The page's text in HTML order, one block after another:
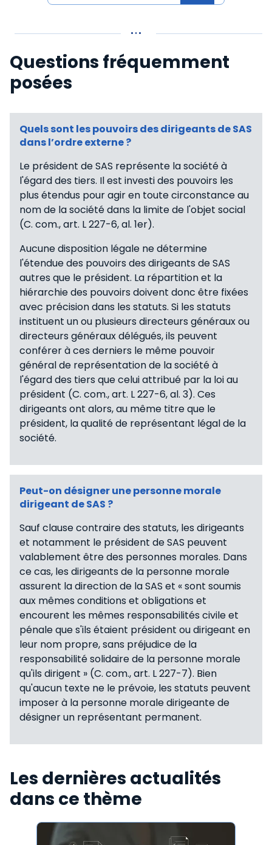
Questions fréquemment
posées
Quels sont les pouvoirs des dirigeants de SAS
dans l’ordre externe ?
Le président de SAS représente la société à
l'égard des tiers. Il est investi des pouvoirs les
plus étendus pour agir en toute circonstance au
nom de la société dans la limite de l'objet social
(C. com., art. L 227-6, al. 1er).
Aucune disposition légale ne détermine
l'étendue des pouvoirs des dirigeants de SAS
autres que le président. La répartition et la
hiérarchie des pouvoirs doivent donc être fixées
avec précision dans les statuts. Si les statuts
instituent un ou plusieurs directeurs généraux ou
directeurs généraux délégués, ils peuvent
conférer à ces derniers le même pouvoir
général de représentation de la société à
l'égard des tiers que celui attribué par la loi au
président (C. com., art. L 227-6, al. 3). Ces
dirigeants ont alors, au même titre que le
président, la qualité de représentant légal de la
société.
Peut-on désigner une personne morale
dirigeant de SAS ?
Sauf clause contraire des statuts, les dirigeants
et notamment le président de SAS peuvent
valablement être des personnes morales. Dans
ce cas, les dirigeants de la personne morale
assurent la direction de la SAS et « sont soumis
aux mêmes conditions et obligations et
encourent les mêmes responsabilités civile et
pénale que s'ils étaient président ou dirigeant en
leur nom propre, sans préjudice de la
responsabilité solidaire de la personne morale
qu'ils dirigent » (C. com., art. L 227-7). Bien
qu'aucun texte ne le prévoie, les statuts peuvent
imposer à la personne morale dirigeante de
désigner un représentant permanent.
Les dernières actualités
dans ce thème